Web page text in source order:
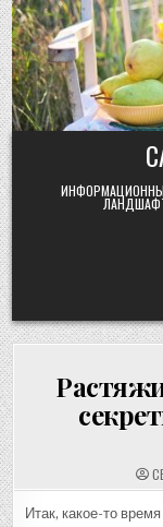
Skip
to
content
Итак, какое-то